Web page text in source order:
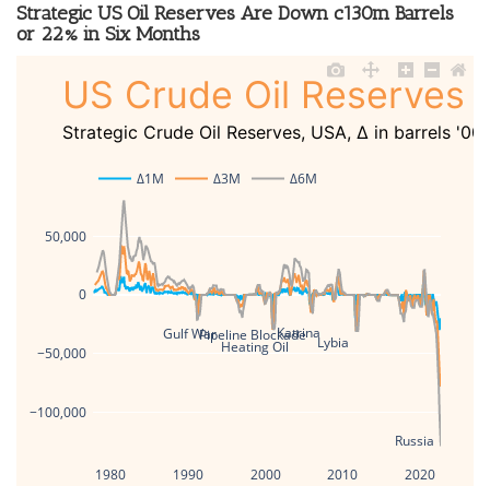
Strategic US Oil Reserves Are Down c130m Barrels
or 22% in Six Months
1980 1990 2000 2010 2020
−100,000
−50,000
0
50,000
Δ1M Δ3M Δ6M
US Crude Oil Reserves
Strategic Crude Oil Reserves, USA, Δ in barrels
Gulf War Katrina
Lybia
Russia
Heating Oil
Pipeline Blockade